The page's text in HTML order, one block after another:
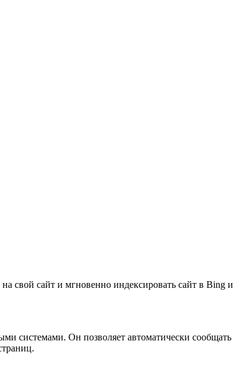
свой сайт и мгновенно индексировать сайт в Bing и
системами. Он позволяет автоматически сообщать